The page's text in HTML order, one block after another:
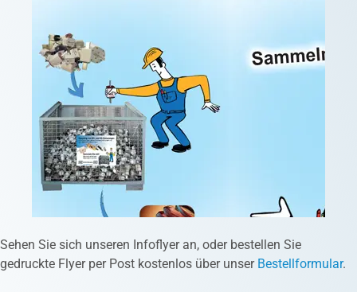
Sehen Sie sich unseren Infoflyer an, oder bestellen Sie
gedruckte Flyer per Post kostenlos über unser Bestellformular.